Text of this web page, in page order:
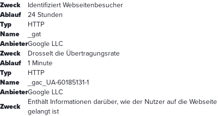
Zweck
Identifiziert Webseitenbesucher
Ablauf
24 Stunden
Typ
HTTP
Name
_gat
AnbieterGoogle LLC
Zweck
Drosselt die Übertragungsrate
Ablauf
1 Minute
Typ
HTTP
Name
_gac_UA-60185131-1
AnbieterGoogle LLC
Zweck
Enthält Informationen darüber, wie der Nutzer auf die Webseite
gelangt ist